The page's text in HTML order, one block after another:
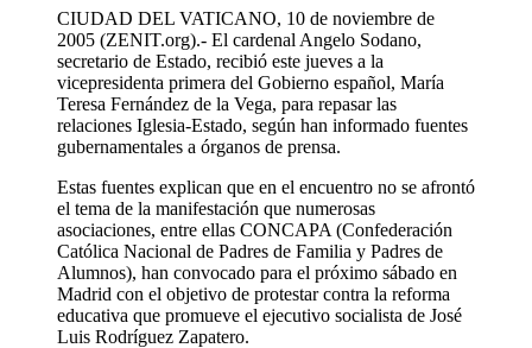
CIUDAD DEL VATICANO, 10 de noviembre de
2005 (ZENIT.org).- El cardenal Angelo Sodano,
secretario de Estado, recibió este jueves a la
vicepresidenta primera del Gobierno español, María
Teresa Fernández de la Vega, para repasar las
relaciones Iglesia-Estado, según han informado fuentes
gubernamentales a órganos de prensa.
Estas fuentes explican que en el encuentro no se afrontó
el tema de la manifestación que numerosas
asociaciones, entre ellas CONCAPA (Confederación
Católica Nacional de Padres de Familia y Padres de
Alumnos), han convocado para el próximo sábado en
Madrid con el objetivo de protestar contra la reforma
educativa que promueve el ejecutivo socialista de José
Luis Rodríguez Zapatero.